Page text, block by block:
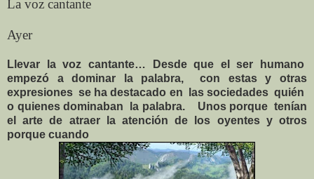
La voz cantante
Ayer
Llevar la voz cantante… Desde que el ser humano
empezó a dominar la palabra,
con estas y otras
expresiones se ha destacado en las sociedades quién
o quienes dominaban
la palabra. Unos porque tenían
el arte de atraer la atención de los oyentes y otros
porque cuando